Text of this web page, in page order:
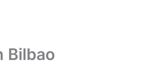
Bilbao